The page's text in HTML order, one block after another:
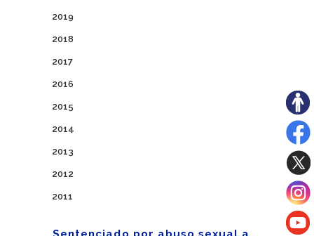
2019
2018
2017
2016
2015
2014
2013
2012
2011